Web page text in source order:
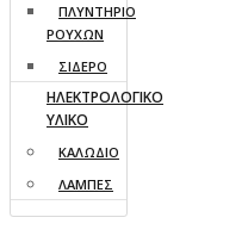
ΠΛΥΝΤΗΡΙΟ
ΡΟΥΧΩΝ
ΣΙΔΕΡΟ
ΗΛΕΚΤΡΟΛΟΓΙΚΟ
ΥΛΙΚΟ
ΚΑΛΩΔΙΟ
ΛΑΜΠΕΣ